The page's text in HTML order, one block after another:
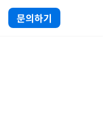
문의하기